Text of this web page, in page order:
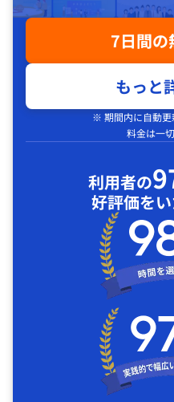
7日間の
もっと
※ 期間内に自動更
料金は一
利用者の
好評価を